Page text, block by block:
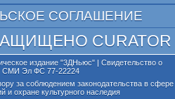
СОГЛАШЕНИЕ
CURATOR
издание "3ДНьюс" | Свидетельство о
СМИ Эл ФС 77-22224
за соблюдением законодательства в сфере
и охране культурного наследия